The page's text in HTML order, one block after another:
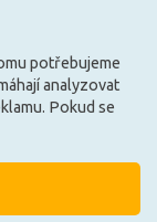
žárovky.cz
potřebujeme
analyzovat
Pokud se